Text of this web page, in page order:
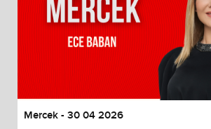
Mercek - 30 04 2026